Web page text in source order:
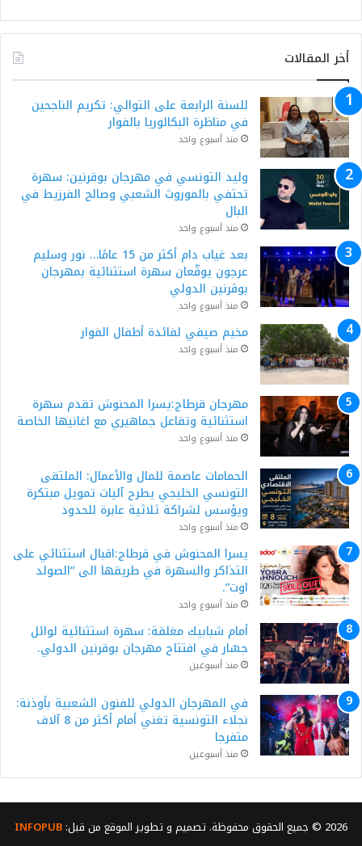
أخر المقالات
للسنة الرابعة على التوالي: تكريم الناجحين
في مناظرة البكالوريا بالفوار
منذ أسبوع واحد
وليد التونسي في مهرجان بوقرنين: سهرة
تحتفي بالموروث الشعبي وصالح الفرزيط في
البال
منذ أسبوع واحد
بعد غياب دام أكثر من 15 عامًا… نور وسليم
عرجون يوقّعان سهرة استثنائية بمهرجان
بوڨرنين الدولي
منذ أسبوع واحد
مخيم صيفي لفائدة أطفال الفوار
منذ أسبوع واحد
مهرجان قرطاج:يسرا المحنوش تقدم سهرة
استثنائية وتفاعل جماهيري مع اغانيها الخاصة
منذ أسبوع واحد
الحمامات عاصمة للمال والأعمال: الملتقى
التونسي الخليجي يطرح آليات تمويل مبتكرة
ويؤسس لشراكة ثلاثية عابرة للحدود
منذ أسبوع واحد
يسرا المحنوش في قرطاج:اقبال استثنائي على
التذاكر والسهرة في طريقها الى “الصولد
اوت”.
منذ أسبوع واحد
أمام شبابيك مغلقة: سهرة استثنائية لوائل
جسّار في افتتاح مهرجان بوقرنين الدولي.
منذ أسبوعين
في المهرجان الدولي للفنون الشعبية بأوذنة:
نجلاء التونسية تغني أمام أكثر من 8 آلاف
متفرجا
منذ أسبوعين
2026 © جميع الحقوق محفوظة. تصميم و تطوير الموقع من قبل: INFOPUB